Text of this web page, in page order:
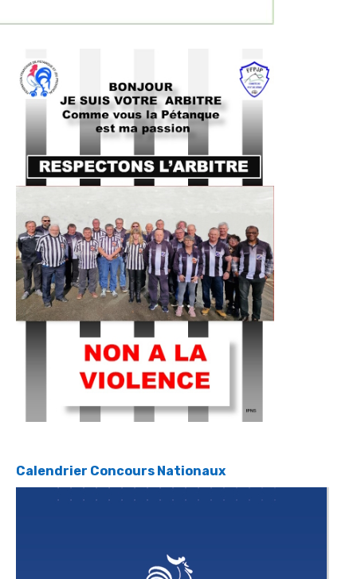
Calendrier Concours Nationaux